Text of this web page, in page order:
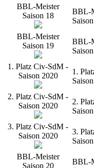
BBL-Meister
Saison 18
BBL-
BBL-Meister
Saison 19
BBL-
1. Platz Civ-SdM -
Saison 2020
1.
2. Platz Civ-SdM -
Saison 2020
2.
3. Platz Civ-SdM -
Saison 2020
3.
BBL-Meister
Saison 20
BBL-